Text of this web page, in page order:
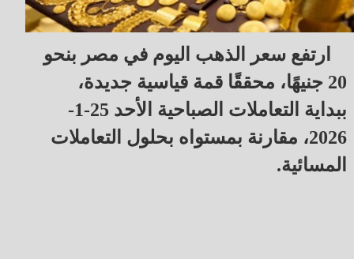
ارتفع سعر الذهب اليوم في مصر بنحو
20 جنيهًا، محققًا قمة قياسية جديدة،
ببداية التعاملات الصباحية الأحد 25-1-
2026، مقارنة بمستواه بحلول التعاملات
المسائية.